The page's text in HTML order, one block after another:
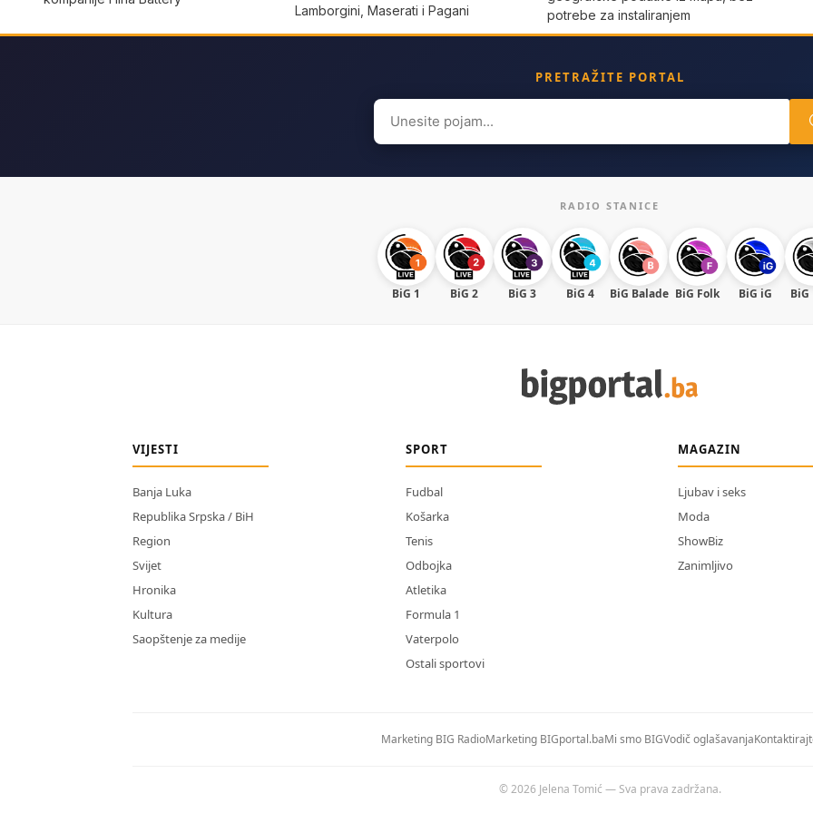
Lamborgini, Maserati i Pagani
potrebe za instaliranjem
PRETRAŽITE PORTAL
Search
for:
RADIO STANICE
BiG 1 BiG 2 BiG 3 BiG 4 BiG Balade BiG Folk BiG iG BiG
VIJESTI
Banja Luka
Republika Srpska / BiH
Region
Svijet
Hronika
Kultura
Saopštenje za medije
SPORT
Fudbal
Košarka
Tenis
Odbojka
Atletika
Formula 1
Vaterpolo
Ostali sportovi
MAGAZIN
Ljubav i seks
Moda
ShowBiz
Zanimljivo
Marketing BIG RadioMarketing BIGportal.baMi smo BIGVodič oglašavanja
© 2026 Jelena Tomić — Sva prava zadržana.